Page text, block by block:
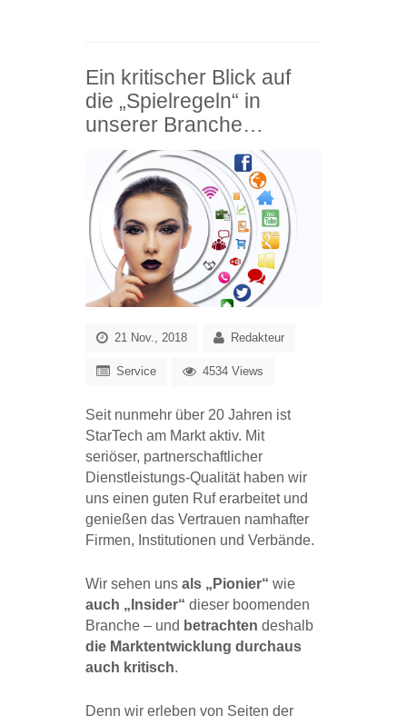
Ein kritischer Blick auf
die „Spielregeln“ in
unserer Branche…
21 Nov., 2018 Redakteur
Service 4534 Views
Seit nunmehr über 20 Jahren ist
StarTech am Markt aktiv. Mit
seriöser, partnerschaftlicher
Dienstleistungs-Qualität haben wir
uns einen guten Ruf erarbeitet und
genießen das Vertrauen namhafter
Firmen, Institutionen und Verbände.
Wir sehen uns als „Pionier“ wie
auch „Insider“ dieser boomenden
Branche – und betrachten deshalb
die Marktentwicklung durchaus
auch kritisch.
Denn wir erleben von Seiten der